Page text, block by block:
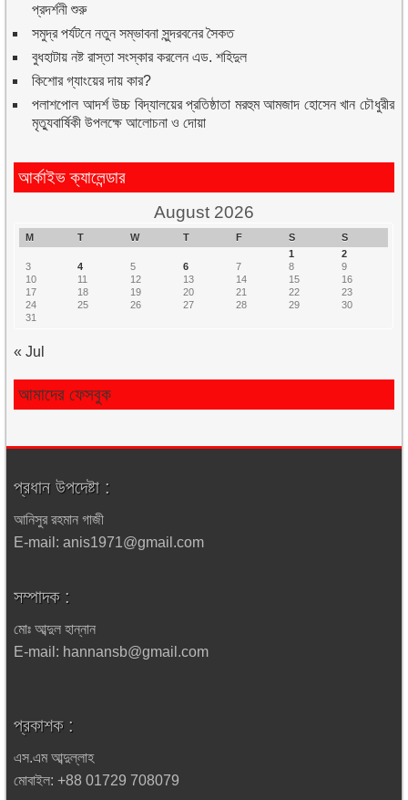
প্রদর্শনী শুরু
সমুদ্র পর্যটনে নতুন সম্ভাবনা সুন্দরবনের সৈকত
বুধহাটায় নষ্ট রাস্তা সংস্কার করলেন এড. শহিদুল
কিশোর গ্যাংয়ের দায় কার?
পলাশপোল আদর্শ উচ্চ বিদ্যালয়ের প্রতিষ্ঠাতা মরহুম আমজাদ হোসেন খান চৌধুরীর
মৃত্যুবার্ষিকী উপলক্ষে আলোচনা ও দোয়া
আর্কাইভ ক্যালেন্ডার
August 2026
M T W T F S
S
1
2
3
4 5 6 7 8
9
10
11 12 13 14 15
16
17
18 19 20 21 22
23
24
25 26 27 28 29
30
31
« Jul
আমাদের ফেসবুক
প্রধান উপদেষ্টা :
আনিসুর রহমান গাজী
E-mail: anis1971@gmail.com
সম্পাদক :
মোঃ আব্দুল হান্নান
E-mail: hannansb@gmail.com
প্রকাশক :
এস.এম আব্দুল্লাহ
মোবাইল: +88 01729 708079